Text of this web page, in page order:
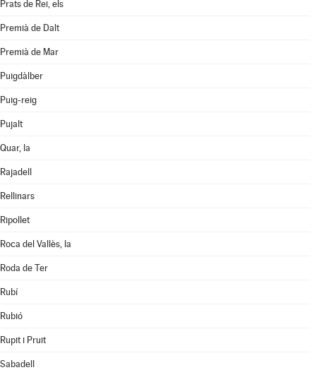
Prats de Rei, els
Premià de Dalt
Premià de Mar
Puigdàlber
Puig-reig
Pujalt
Quar, la
Rajadell
Rellinars
Ripollet
Roca del Vallès, la
Roda de Ter
Rubí
Rubió
Rupit i Pruit
Sabadell